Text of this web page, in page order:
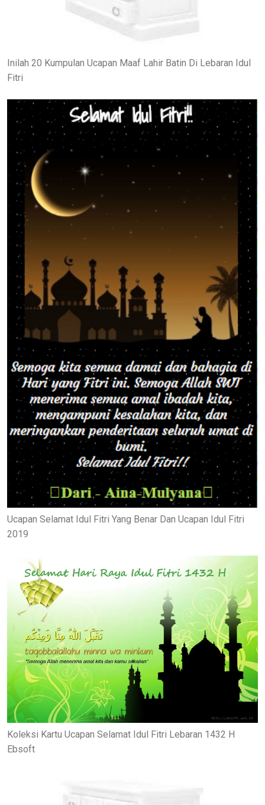
Inilah 20 Kumpulan Ucapan Maaf Lahir Batin Di Lebaran Idul
Fitri
Ucapan Selamat Idul Fitri Yang Benar Dan Ucapan Idul Fitri
2019
Koleksi Kartu Ucapan Selamat Idul Fitri Lebaran 1432 H
Ebsoft